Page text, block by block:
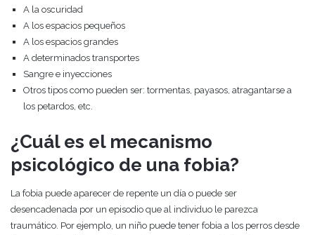
A la oscuridad
A los espacios pequeños
A los espacios grandes
A determinados transportes
Sangre e inyecciones
Otros tipos como pueden ser: tormentas, payasos, atragantarse a
los petardos, etc.
¿Cuál es el mecanismo
psicológico de una fobia?
La fobia puede aparecer de repente un día o puede ser
desencadenada por un episodio que al individuo le parezca
traumático. Por ejemplo, un niño puede tener fobia a los perros desde